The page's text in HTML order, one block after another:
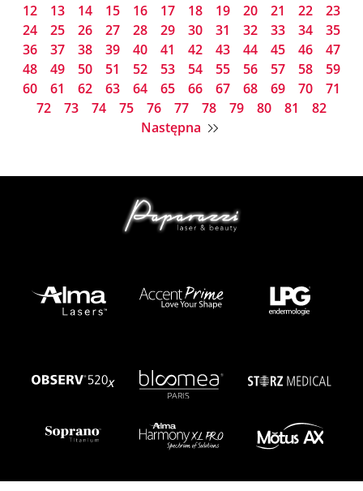
12
13 14 15 16 17 18 19 20 21 22
23
24
25 26 27 28 29 30 31 32 33 34
35
36
37 38 39 40 41 42 43 44 45 46
47
48
49 50 51 52 53 54 55 56 57 58
59
60
61 62 63 64 65 66 67 68 69 70
71
72
73 74 75 76 77 78 79 80 81
82
Następna